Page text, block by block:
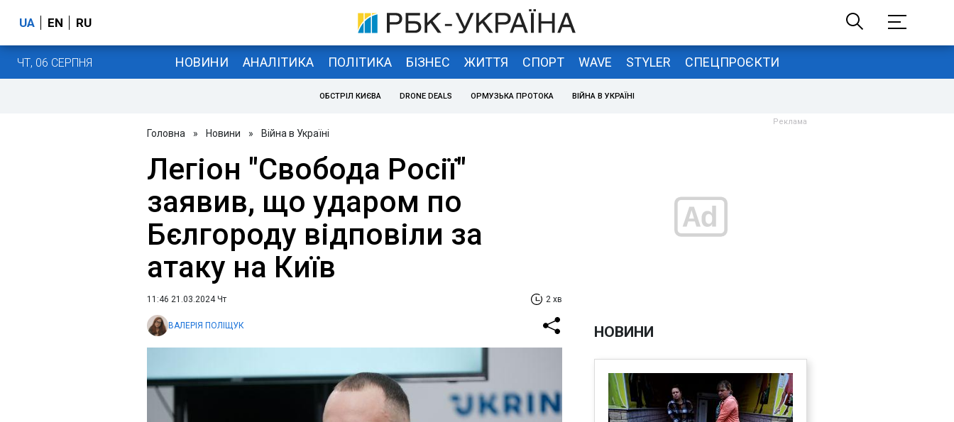
UA EN RU
ЧТ, 06 СЕРПНЯ НОВИНИ АНАЛІТИКА ПОЛІТИКА БІЗНЕС ЖИТТЯ СПОРТ WAVE STYLER СПЕЦПРОЄКТИ
ОБСТРІЛ КИЄВА DRONE DEALS ОРМУЗЬКА ПРОТОКА ВІЙНА В УКРАЇНІ
Головна » Новини » Війна в Україні
Легіон "Свобода Росії"
заявив, що ударом по
Бєлгороду відповіли за
атаку на Київ
11:46 21.03.2024 Чт 2 хв
ВАЛЕРІЯ ПОЛІЩУК НОВИНИ